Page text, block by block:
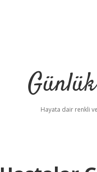
Hayata dair renkli